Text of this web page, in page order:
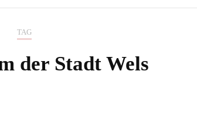
Firmenevent
TAG
der Stadt Wels